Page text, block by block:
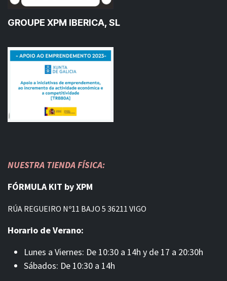
GROUPE XPM IBERICA, SL
NUESTRA TIENDA FÍSICA:
FÓRMULA KIT by XPM
RÚA REGUEIRO Nº11 BAJO 5 36211 VIGO
Horario de Verano:
Lunes a Viernes: De 10:30 a 14h y de 17 a 20:30h
Sábados: De 10:30 a 14h